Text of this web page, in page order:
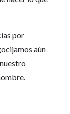
por
aún